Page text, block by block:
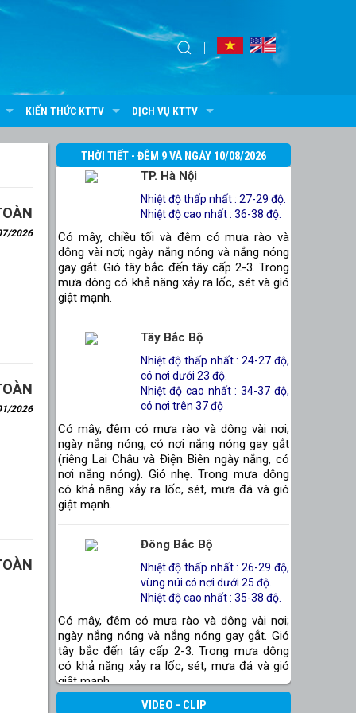
KIẾN THỨC KTTV DỊCH VỤ KTTV
2026
2026
THỜI TIẾT - ĐÊM 9 VÀ NGÀY 10/08/2026
TP. Hà Nội
Nhiệt độ thấp nhất : 27-29 độ.
Nhiệt độ cao nhất : 36-38 độ.
Có mây, chiều tối và đêm có mưa rào và
dông vài nơi; ngày nắng nóng và nắng nóng
gay gắt. Gió tây bắc đến tây cấp 2-3. Trong
mưa dông có khả năng xảy ra lốc, sét và gió
giật mạnh.
Tây Bắc Bộ
Nhiệt độ thấp nhất : 24-27 độ,
có nơi dưới 23 độ.
Nhiệt độ cao nhất : 34-37 độ,
có nơi trên 37 độ
Có mây, đêm có mưa rào và dông vài nơi;
ngày nắng nóng, có nơi nắng nóng gay gắt
(riêng Lai Châu và Điện Biên ngày nắng, có
nơi nắng nóng). Gió nhẹ. Trong mưa dông
có khả năng xảy ra lốc, sét, mưa đá và gió
giật mạnh.
Đông Bắc Bộ
Nhiệt độ thấp nhất : 26-29 độ,
vùng núi có nơi dưới 25 độ.
Nhiệt độ cao nhất : 35-38 độ.
Có mây, đêm có mưa rào và dông vài nơi;
ngày nắng nóng và nắng nóng gay gắt. Gió
tây bắc đến tây cấp 2-3. Trong mưa dông
có khả năng xảy ra lốc, sét, mưa đá và gió
giật mạnh.
VIDEO - CLIP